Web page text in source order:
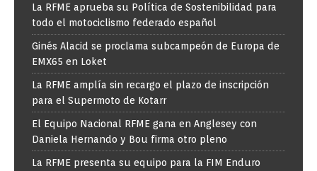
La RFME aprueba su Política de Sostenibilidad para
todo el motociclismo federado español
Ginés Alacid se proclama subcampeón de Europa de
EMX65 en Loket
La RFME amplía sin recargo el plazo de inscripción
para el Supermoto de Kotarr
El Equipo Nacional RFME gana en Anglesey con
Daniela Hernando y Bou firma otro pleno
La RFME presenta su equipo para la FIM Enduro